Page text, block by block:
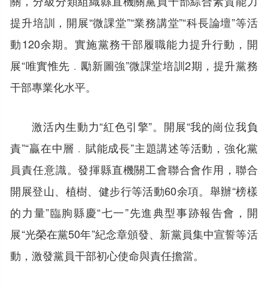
提升培訓，開展“微課堂”“業務講堂”“科長論壇”等活
動120余期。實施黨務干部履職能力提升行動，開
展“唯實惟先﹒勵新圖強”微課堂培訓2期，提升黨務
干部專業化水平。
激活內生動力“紅色引擎”。開展“我的崗位我負
責”“贏在中層﹒賦能成長”主題講述等活動，強化黨
員責任意識。發揮縣直機關工會聯合會作用，聯合
開展登山、植樹、健步行等活動60余項。舉辦“榜樣
的力量”臨朐縣慶“七一”先進典型事跡報告會，開
展“光榮在黨50年”紀念章頒發、新黨員集中宣誓等活
動，激發黨員干部初心使命與責任擔當。